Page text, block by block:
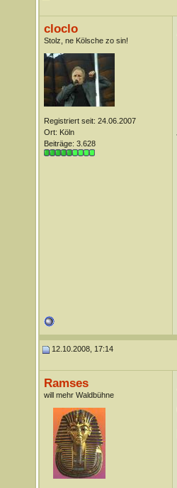
cloclo
Stolz, ne Kölsche zo sin!
Registriert seit: 24.06.2007
Ort: Köln
Beiträge: 3.628
12.10.2008, 17:14
Ramses
will mehr Waldbühne